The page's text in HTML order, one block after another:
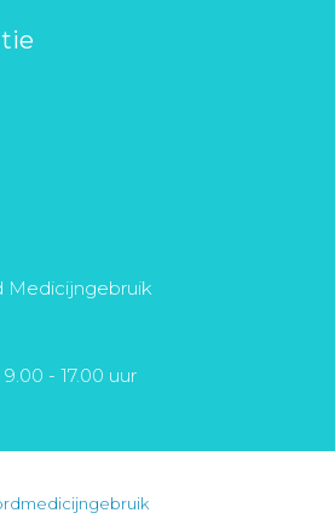
Medicijngebruik
- 17.00 uur